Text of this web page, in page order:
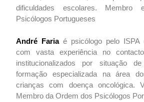
dificuldades escolares.
Psicólogos Portugueses
André Fariaé psicólogo pelo ISPA
com vasta experiência no
institucionalizados por situação
formação especializada na área
crianças com doença oncológica.
Membro da Ordem dos Psicólogos